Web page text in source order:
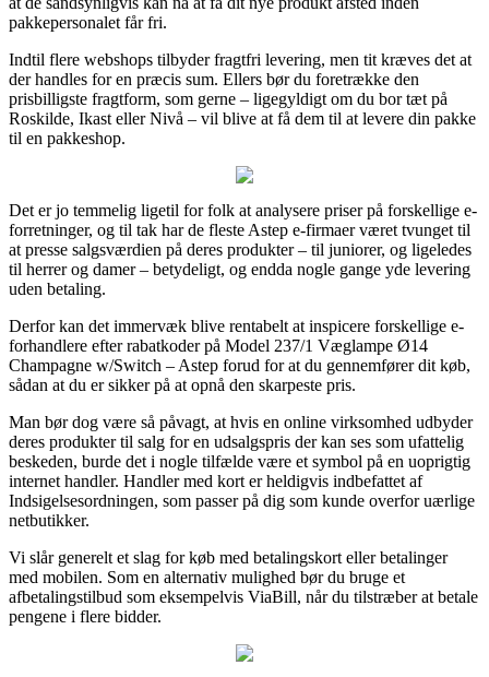
pakkepersonalet får fri.
Indtil flere webshops tilbyder fragtfri levering, men tit kræves det at
der handles for en præcis sum. Ellers bør du foretrække den
prisbilligste fragtform, som gerne – ligegyldigt om du bor tæt på
Roskilde, Ikast eller Nivå – vil blive at få dem til at levere din pakke
til en pakkeshop.
Det er jo temmelig ligetil for folk at analysere priser på forskellige e-
forretninger, og til tak har de fleste Astep e-firmaer været tvunget til
at presse salgsværdien på deres produkter – til juniorer, og ligeledes
til herrer og damer – betydeligt, og endda nogle gange yde levering
uden betaling.
Derfor kan det immervæk blive rentabelt at inspicere forskellige e-
forhandlere efter rabatkoder på Model 237/1 Væglampe Ø14
Champagne w/Switch – Astep forud for at du gennemfører dit køb,
sådan at du er sikker på at opnå den skarpeste pris.
Man bør dog være så påvagt, at hvis en online virksomhed udbyder
deres produkter til salg for en udsalgspris der kan ses som ufattelig
beskeden, burde det i nogle tilfælde være et symbol på en uoprigtig
internet handler. Handler med kort er heldigvis indbefattet af
Indsigelsesordningen, som passer på dig som kunde overfor uærlige
netbutikker.
Vi slår generelt et slag for køb med betalingskort eller betalinger
med mobilen. Som en alternativ mulighed bør du bruge et
afbetalingstilbud som eksempelvis ViaBill, når du tilstræber at betale
pengene i flere bidder.